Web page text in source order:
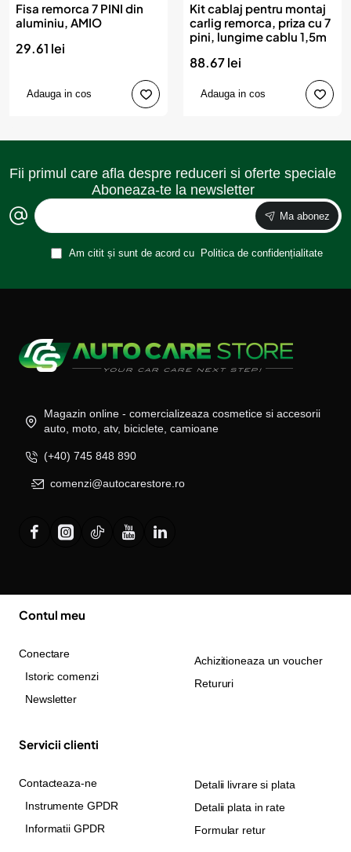
Fisa remorca 7 PINI din
aluminiu, AMIO
29.61 lei
Adauga in cos
Kit cablaj pentru montaj
carlig remorca, priza cu 7
pini, lungime cablu 1,5m
88.67 lei
Adauga in cos
Fii primul care afla despre reduceri si oferte speciale
Aboneaza-te la newsletter
Ma abonez
Am citit și sunt de acord cu Politica de confidențialitate
Magazin online - comercializeaza cosmetice si accesorii
auto, moto, atv, biciclete, camioane
(+40) 745 848 890
comenzi@autocarestore.ro
Contul meu
Conectare
Istoric comenzi
Newsletter
Achizitioneaza un voucher
Retururi
Servicii clienti
Contacteaza-ne
Instrumente GPDR
Informatii GPDR
Detalii livrare si plata
Detalii plata in rate
Formular retur